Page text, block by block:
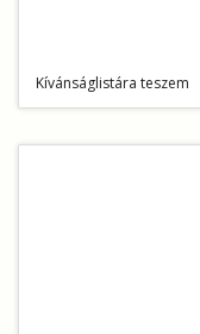
Kívánságlistára teszem